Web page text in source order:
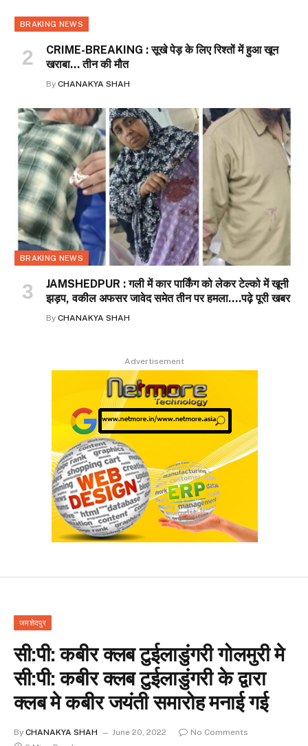
BRAKING NEWS
CRIME-BREAKING : सूखे पेड़ के लिए रिश्तों में हुआ खून
खराबा… तीन की मौत
By CHANAKYA SHAH
BRAKING NEWS
JAMSHEDPUR : गली में कार पार्किंग को लेकर टेल्को में खूनी
झड़प, वकील अफसर जावेद समेत तीन पर हमला….पढ़े पूरी खबर
By CHANAKYA SHAH
Advertisement
जमशेदपुर
सी:पी: कबीर क्लब टुईलाडुंगरी गोलमुरी मे
सी:पी: कबीर क्लब टुईलाडुंगरी के द्वारा
क्लब मे कबीर जयंती समारोह मनाई गई
By CHANAKYA SHAH June 20, 2022
No Comments